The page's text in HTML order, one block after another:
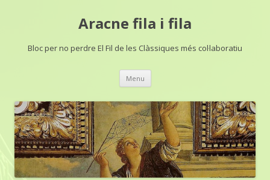
Aracne fila i fila
Bloc per no perdre El Fil de les Clàssiques més col·laboratiu
Menu Skip